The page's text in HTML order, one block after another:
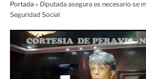
Portada » Diputada asegura es necesario se
Seguridad Social